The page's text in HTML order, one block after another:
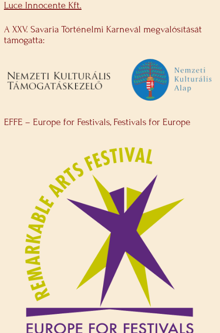
Luce Innocente Kft.
A XXV. Savaria Történelmi Karnevál megvalósítását
támogatta:
EFFE – Europe for Festivals, Festivals for Europe